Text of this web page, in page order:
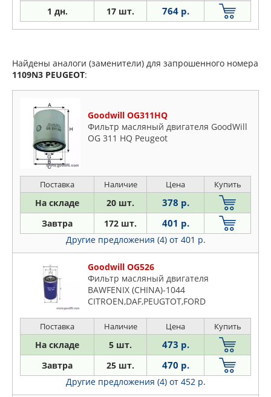
1 дн. 17 шт. 764 р.
Найдены аналоги (заменители) для запрошенного номера
1109N3 PEUGEOT:
Goodwill OG311HQ
Фильтр масляный двигателя GoodWill
OG 311 HQ Peugeot
Поставка Наличие Цена Купить
На складе 20 шт. 378 р.
Завтра 172 шт. 401 р.
Другие предложения (4) от 401 р.
Goodwill OG526
Фильтр масляный двигателя
BAWFENIX (СHINA)-1044
CITROEN,DAF,PEUGTOT,FORD
Поставка Наличие Цена Купить
На складе 5 шт. 473 р.
Завтра 25 шт. 470 р.
Другие предложения (4) от 452 р.